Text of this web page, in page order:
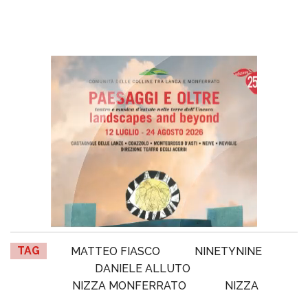
TAG MATTEO FIASCO
NINETYNINE
DANIELE ALLUTO
NIZZA MONFERRATO
NIZZA